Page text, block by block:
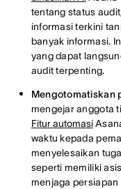
tentang status
informasi terkini
banyak informasi.
yang dapat
audit terpenting.
Mengotomatiskan
mengejar anggota
Fitur automasi
waktu kepada
menyelesaikan
seperti memiliki
menjaga